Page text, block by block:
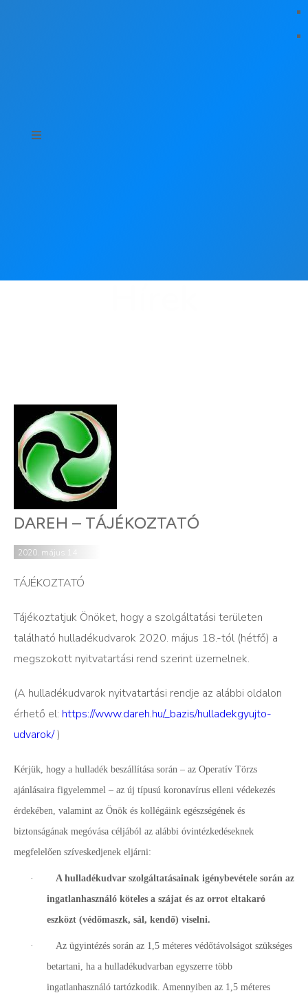
DAREH – TÁJÉKOZTATÓ
2020. május 14.
TÁJÉKOZTATÓ
Tájékoztatjuk Önöket, hogy a szolgáltatási területen
található hulladékudvarok 2020. május 18.-tól (hétfő) a
megszokott nyitvatartási rend szerint üzemelnek.
(A hulladékudvarok nyitvatartási rendje az alábbi oldalon
érhető el: https://www.dareh.hu/_bazis/hulladekgyujto-
udvarok/)
Kérjük, hogy a hulladék beszállítása során – az Operatív Törzs
ajánlásaira figyelemmel – az új típusú koronavírus elleni védekezés
érdekében, valamint az Önök és kollégáink egészségének és
biztonságának megóvása céljából az alábbi óvintézkedéseknek
megfelelően szíveskedjenek eljárni:
·
A hulladékudvar szolgáltatásainak igénybevétele során az
ingatlanhasználó köteles a szájat és az orrot eltakaró
eszközt (védőmaszk, sál, kendő) viselni.
·
Az ügyintézés során az 1,5 méteres védőtávolságot szükséges
betartani, ha a hulladékudvarban egyszerre több
ingatlanhasználó tartózkodik. Amennyiben az 1,5 méteres